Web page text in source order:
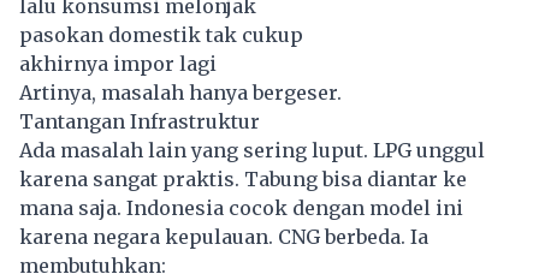
lalu konsumsi melonjak
pasokan domestik tak cukup
akhirnya impor lagi
Artinya, masalah hanya bergeser.
Tantangan Infrastruktur
Ada masalah lain yang sering luput. LPG unggul
karena sangat praktis. Tabung bisa diantar ke
mana saja. Indonesia cocok dengan model ini
karena negara kepulauan. CNG berbeda. Ia
membutuhkan: